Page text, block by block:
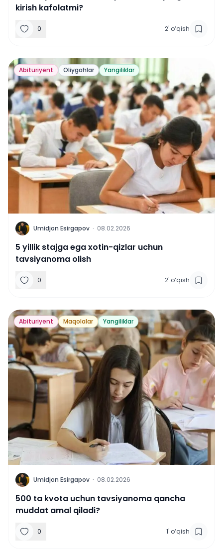
kirish kafolatmi?
0 2' o‘qish
Abituriyent Oliygohlar Yangiliklar
U Umidjon Esirgapov · 08.02.2026
5 yillik stajga ega xotin-qizlar uchun
tavsiyanoma olish
0 2' o‘qish
Abituriyent Maqolalar Yangiliklar
U Umidjon Esirgapov · 08.02.2026
500 ta kvota uchun tavsiyanoma qancha
muddat amal qiladi?
0 1' o‘qish